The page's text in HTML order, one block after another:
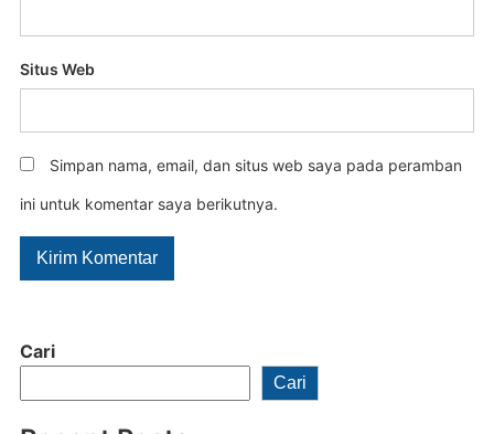
Cari
Cari
Situs Web
Simpan nama, email, dan situs web saya pada peramban
ini untuk komentar saya berikutnya.